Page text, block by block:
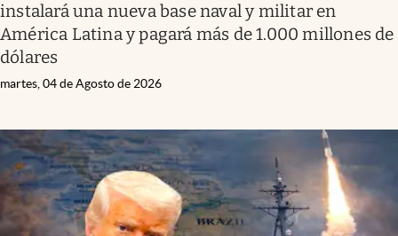
instalará una nueva base naval y militar en
América Latina y pagará más de 1.000 millones de
dólares
martes, 04 de Agosto de 2026